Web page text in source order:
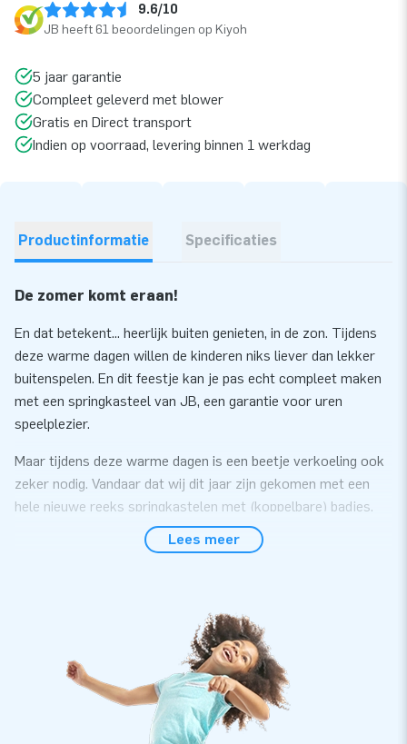
9.6/10
JB heeft 61 beoordelingen op Kiyoh
5 jaar garantie
Compleet geleverd met blower
Gratis en Direct transport
Indien op voorraad, levering binnen 1 werkdag
Productinformatie Specificaties
De zomer komt eraan!
En dat betekent... heerlijk buiten genieten, in de zon. Tijdens
deze warme dagen willen de kinderen niks liever dan lekker
buitenspelen. En dit feestje kan je pas echt compleet maken
met een springkasteel van JB, een garantie voor uren
speelplezier.
Maar tijdens deze warme dagen is een beetje verkoeling ook
zeker nodig. Vandaar dat wij dit jaar zijn gekomen met een
hele nieuwe reeks springkastelen met (koppelbare) badjes.
Onmisbaar en een verbreding van jouw assortiment! Al deze
springkastelen zijn voorzien van een certificaat voor gebruik
Dus mocht het nou eens een dagje regenen, dan kan je het
springkasteel ook binnen neerzetten en gebruiken met
ballenbakballen (of zonder badje). Wees er snel bij, want de
zomer staat voor de deur!
Afmeting zonder bad: 2,3 m × 3,6 m × 3,6 m
Lees meer